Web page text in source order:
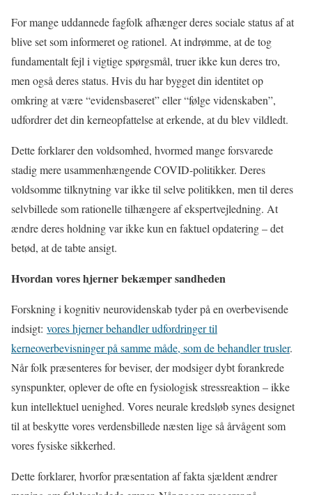
For mange uddannede fagfolk afhænger deres sociale status af at
blive set som informeret og rationel. At indrømme, at de tog
fundamentalt fejl i vigtige spørgsmål, truer ikke kun deres tro,
men også deres status. Hvis du har bygget din identitet op
omkring at være “evidensbaseret” eller “følge videnskaben”,
udfordrer det din kerneopfattelse at erkende, at du blev vildledt.
Dette forklarer den voldsomhed, hvormed mange forsvarede
stadig mere usammenhængende COVID-politikker. Deres
voldsomme tilknytning var ikke til selve politikken, men til deres
selvbillede som rationelle tilhængere af ekspertvejledning. At
ændre deres holdning var ikke kun en faktuel opdatering – det
betød, at de tabte ansigt.
Hvordan vores hjerner bekæmper sandheden
Forskning i kognitiv neurovidenskab tyder på en overbevisende
indsigt: vores hjerner behandler udfordringer til
kerneoverbevisninger på samme måde, som de behandler trusler.
Når folk præsenteres for beviser, der modsiger dybt forankrede
synspunkter, oplever de ofte en fysiologisk stressreaktion – ikke
kun intellektuel uenighed. Vores neurale kredsløb synes designet
til at beskytte vores verdensbillede næsten lige så årvågent som
vores fysiske sikkerhed.
Dette forklarer, hvorfor præsentation af fakta sjældent ændrer